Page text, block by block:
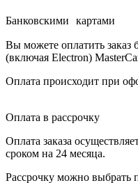
Банковскими картами
Вы можете оплатить заказ
(включая Electron)
Оплата происходит при
Оплата в рассрочку
Оплата заказа
сроком на 24 месяца.
Рассрочку можно выбрать